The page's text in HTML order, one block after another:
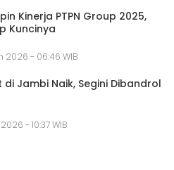
Kinerja PTPN Group 2025,
Kuncinya
2026 - 06:46 WIB
di Jambi Naik, Segini Dibandrol
- 10:37 WIB